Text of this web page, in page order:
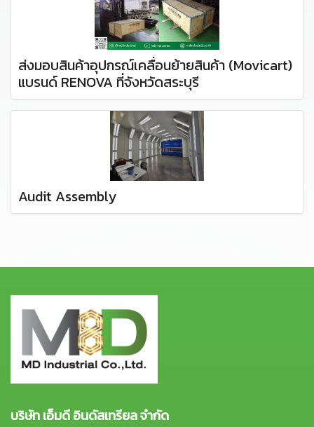
ส่งมอบสินค้าอุปกรณ์เคลื่อนย้ายสินค้า (Movicart)
แบรนด์ RENOVA ที่จังหวัดสระบุรี
Audit Assembly
บริษัท เอ็มดี อินดัสเทรียล จำกัด